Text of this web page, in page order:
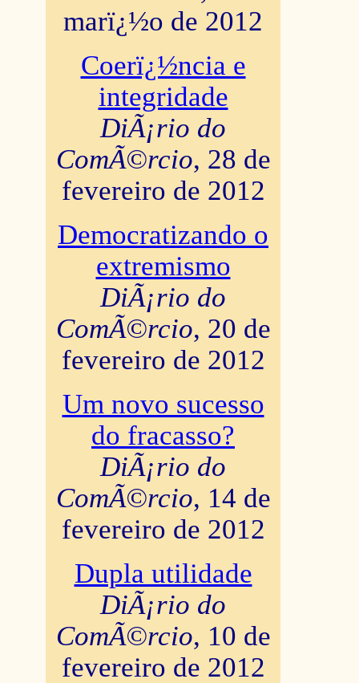
marï¿½o de 2012
Coerï¿½ncia e
integridade
DiÃ¡rio do
ComÃ©rcio, 28 de
fevereiro de 2012
Democratizando o
extremismo
DiÃ¡rio do
ComÃ©rcio, 20 de
fevereiro de 2012
Um novo sucesso
do fracasso?
DiÃ¡rio do
ComÃ©rcio, 14 de
fevereiro de 2012
Dupla utilidade
DiÃ¡rio do
ComÃ©rcio, 10 de
fevereiro de 2012